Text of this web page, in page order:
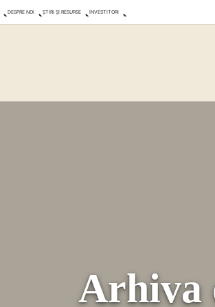
DESPRE NOI ȘTIRI ȘI RESURSE INVESTITORI
Arhiva